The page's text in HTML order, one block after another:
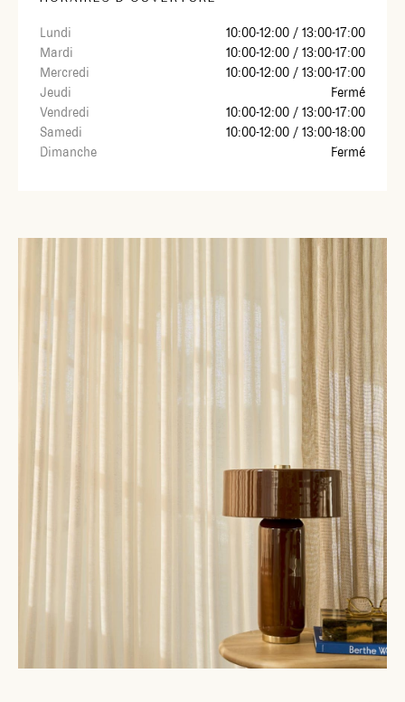
Lundi
10:00-12:00 / 13:00-17:00
Mardi
10:00-12:00 / 13:00-17:00
Mercredi
10:00-12:00 / 13:00-17:00
Jeudi
Fermé
Vendredi
10:00-12:00 / 13:00-17:00
Samedi
10:00-12:00 / 13:00-18:00
Dimanche
Fermé